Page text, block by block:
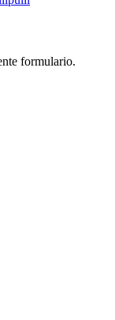
formulario.